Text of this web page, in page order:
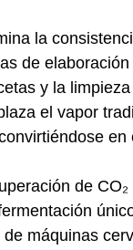
la
de
y la
el vapor
en
de
máquinas